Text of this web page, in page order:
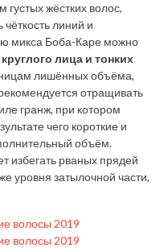
густых жёстких волос,
линий и
микса Боба-Каре можно
лица и тонких
лишённых объёма,
отращивать
гранж, при котором
чего короткие и
объём.
избегать рваных прядей
уровня затылочной части,